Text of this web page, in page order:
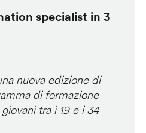
specialist in 3
nuova edizione di
di formazione
tra i 19 e i 34